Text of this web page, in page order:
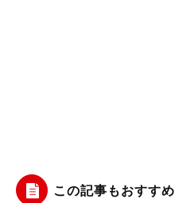
この記事もおすすめ